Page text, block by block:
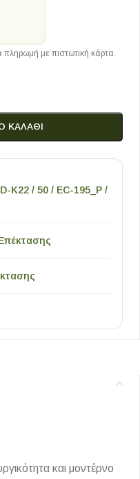
πληρωμή με πιστωτική κάρτα.
ΚΑΛΆΘΙ
K22 / 50 / EC-195_P /
και μοντέρνο